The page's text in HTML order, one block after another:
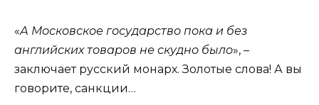
«А Московское государство пока и без
английских товаров не скудно было», –
заключает русский монарх. Золотые слова! А вы
говорите, санкции…